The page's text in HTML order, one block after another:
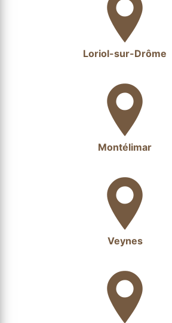
Loriol-sur-Drôme
Montélimar
Veynes